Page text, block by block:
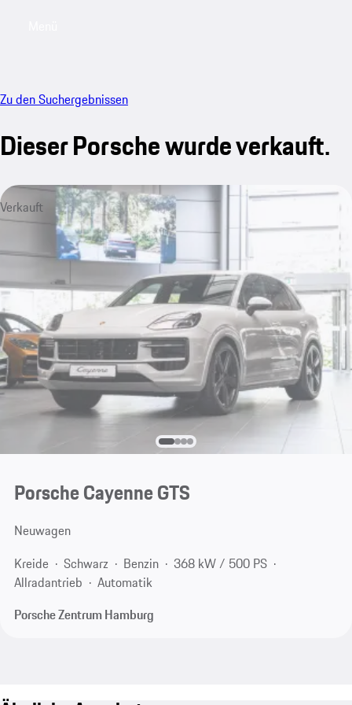
Zu den Suchergebnissen
Dieser Porsche wurde verkauft.
Verkauft
Porsche Cayenne GTS
Neuwagen
Kreide
Schwarz Benzin
368 kW / 500 PS
Allradantrieb
Automatik
Porsche Zentrum Hamburg